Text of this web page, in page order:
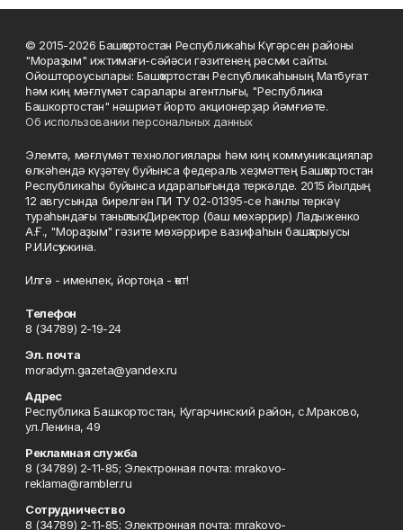
© 2015-2026 Башҡортостан Республикаһы Күгәрсен районы
"Мораҙым" ижтимағи-сәйәси гәзитенең рәсми сайты.
Ойоштороусылары: Башҡортостан Республикаһының Матбуғат
һәм киң мәғлүмәт саралары агентлығы, "Республика
Башкортостан" нәшриәт йорто акционерҙар йәмғиәте.
Об использовании персональных данных
Элемтә, мәғлүмәт технологиялары һәм киң коммуникациялар
өлкәһендә күҙәтеү буйынса федераль хеҙмәттең Башҡортостан
Республикаһы буйынса идаралығында теркәлде. 2015 йылдың
12 авгусында бирелгән ПИ ТУ 02-01395-се һанлы теркәү
тураһындағы таныҡлыҡ. Директор (баш мөхәррир) Ладыженко
А.Ғ., "Мораҙым" гәзите мөхәррире вазифаһын башҡарыусы
Р.И.Исҡужина.
Илгә - именлек, йортоңа - ҡот!
Телефон
8 (34789) 2-19-24
Эл. почта
moradym.gazeta@yandex.ru
Адрес
Республика Башкортостан, Кугарчинский район, с.Мраково,
ул.Ленина, 49
Рекламная служба
8 (34789) 2-11-85; Электронная почта: mrakovo-
reklama@rambler.ru
Сотрудничество
8 (34789) 2-11-85; Электронная почта: mrakovo-